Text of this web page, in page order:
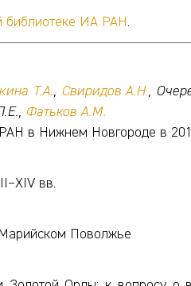
библиотеке ИА РАН .
Т.А., Свиридов А.Н.,
Фатьков А.М.
в Нижнем Новгороде в
вв.
Поволжье